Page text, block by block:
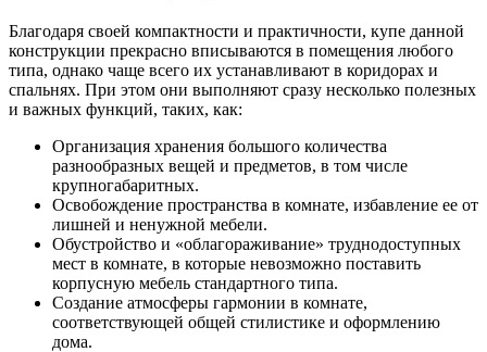
Благодаря своей компактности и практичности, купе данной
конструкции прекрасно вписываются в помещения любого
типа, однако чаще всего их устанавливают в коридорах и
спальнях. При этом они выполняют сразу несколько полезных
и важных функций, таких, как:
Организация хранения большого количества
разнообразных вещей и предметов, в том числе
крупногабаритных.
Освобождение пространства в комнате, избавление ее от
лишней и ненужной мебели.
Обустройство и «облагораживание» труднодоступных
мест в комнате, в которые невозможно поставить
корпусную мебель стандартного типа.
Создание атмосферы гармонии в комнате,
соответствующей общей стилистике и оформлению
дома.